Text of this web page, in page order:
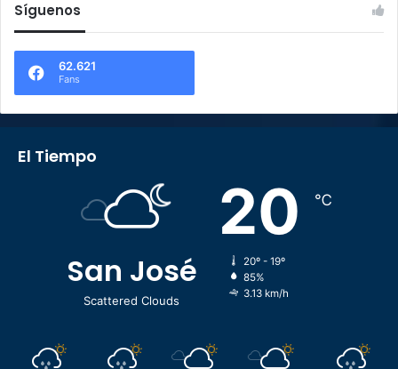
Síguenos
62.621
Fans
El Tiempo
San José
Scattered Clouds
20 ℃
20º - 19º
85%
3.13 km/h